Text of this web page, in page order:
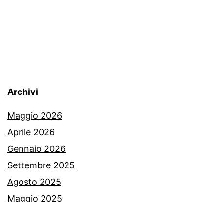
Archivi
Maggio 2026
Aprile 2026
Gennaio 2026
Settembre 2025
Agosto 2025
Maggio 2025